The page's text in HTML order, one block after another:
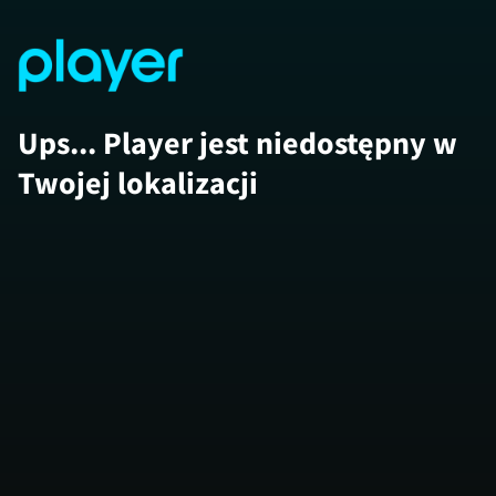
Ups... Player jest niedostępny w
Twojej lokalizacji